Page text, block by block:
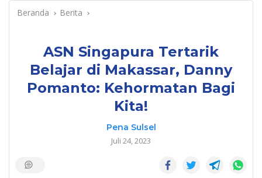
Beranda Berita
ASN Singapura Tertarik
Belajar di Makassar, Danny
Pomanto: Kehormatan Bagi
Kita!
Pena Sulsel
Juli 24, 2023